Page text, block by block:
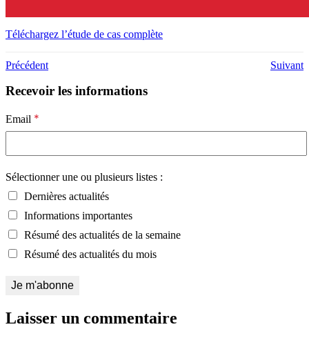
Téléchargez l’étude de cas complète
Précédent Suivant
Recevoir les informations
Email *
Sélectionner une ou plusieurs listes :
Dernières actualités
Informations importantes
Résumé des actualités de la semaine
Résumé des actualités du mois
Laisser un commentaire